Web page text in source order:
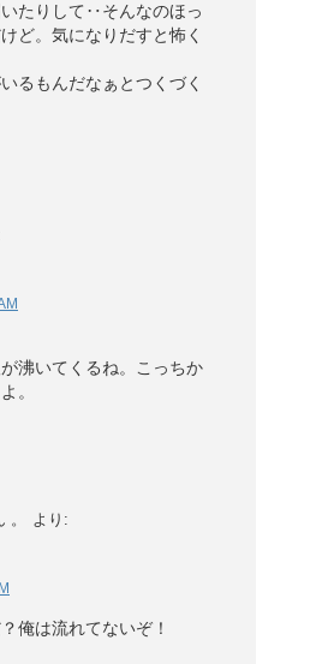
たりして‥そんなのほっ
ど。気になりだすと怖く
るもんだなぁとつくづく
沸いてくるね。こっちか
。
。 より:
俺は流れてないぞ！